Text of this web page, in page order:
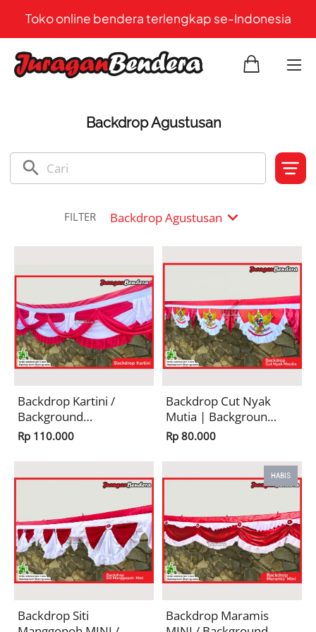
Toko online bendera terlengkap se-Indonesia
Backdrop Agustusan
search
FILTER Backdrop Agustusan expand_more
Backdrop Kartini /
Background
Risplang Merah
Putih Panjang
Dekorasi
Kemerdekaan HUT
Rp 110.000
Backdrop Cut Nyak
Mutia | Background
Risplang Merah
Putih Panjang
Garuda Dekorasi
Kemerdekaan
Rp 80.000
Backdrop Siti
HABIS
Backdrop Maramis